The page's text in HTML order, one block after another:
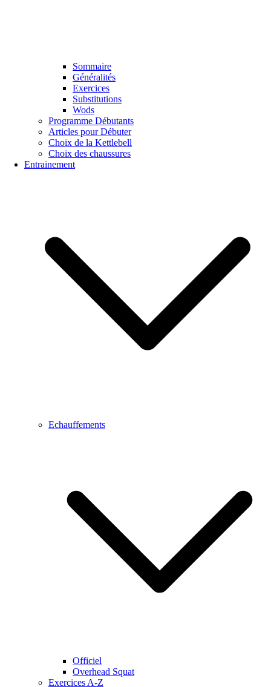
Sommaire
Généralités
Exercices
Substitutions
Wods
Programme Débutants
Articles pour Débuter
Choix de la Kettlebell
Choix des chaussures
Entrainement
Echauffements
Officiel
Overhead Squat
Exercices A-Z